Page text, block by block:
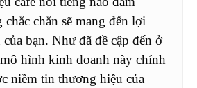
chắn sẽ mang đến lợi
bạn. Như đã đề cập đến ở
hình kinh doanh này chính
niềm tin thương hiệu của